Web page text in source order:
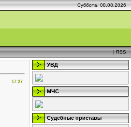
Суббота, 08.08.2026
|RSS
17:27
УВД
МЧС
Судебные приставы